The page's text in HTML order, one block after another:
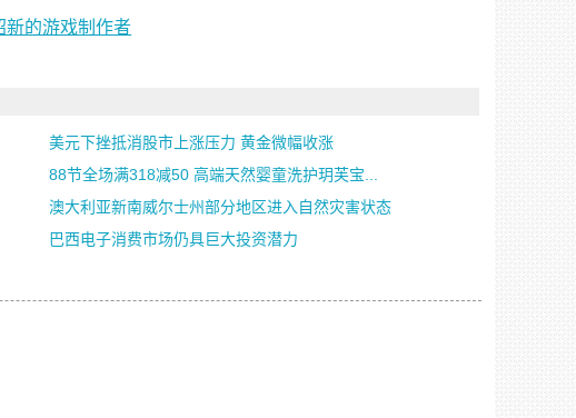
新的游戏制作者
美元下挫抵消股市上涨压力 黄金微幅收涨
88节全场满318减50 高端天然婴童洗护玥芙宝...
澳大利亚新南威尔士州部分地区进入自然灾害状态
巴西电子消费市场仍具巨大投资潜力